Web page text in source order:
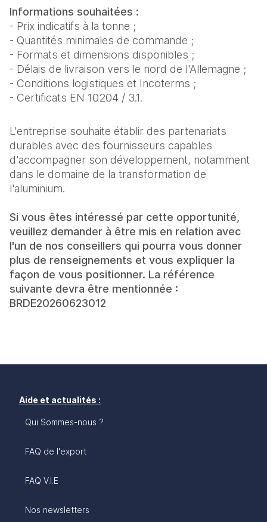
Informations souhaitées :
- Prix indicatifs à la tonne ;
- Quantités minimales de commande ;
- Formats et dimensions disponibles ;
- Délais de livraison vers le nord de l'Allemagne ;
- Conditions logistiques et Incoterms ;
- Certificats EN 10204 / 3.1.
L'entreprise souhaite établir des partenariats
durables avec des fournisseurs capables
d'accompagner son développement, notamment
dans le domaine de la transformation de
l'aluminium.
Si vous êtes intéressé par cette opportunité,
veuillez demander à être mis en relation avec
l'un de nos conseillers qui pourra vous donner
plus de renseignements et vous expliquer la
façon de vous positionner. La référence
suivante devra être mentionnée :
BRDE20260623012
Aide et actualités :
Qui Sommes-nous ?
FAQ de l'export
FAQ V.I.E
Nos newsletters